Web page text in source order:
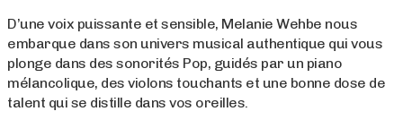
D’une voix puissante et sensible, Melanie Wehbe nous
embarque dans son univers musical authentique qui vous
plonge dans des sonorités Pop, guidés par un piano
mélancolique, des violons touchants et une bonne dose de
talent qui se distille dans vos oreilles.